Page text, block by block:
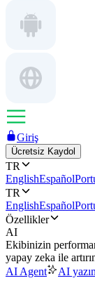
Giriş
Ücretsiz Kaydol
TR
EnglishEspañol
TR
EnglishEspañol
Özellikler
AI
Ekibinizin
yapay zeka ile
AI Agent
AI